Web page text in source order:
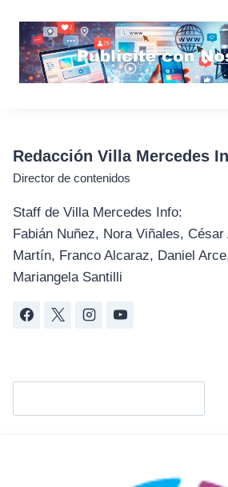
Redacción Villa Mercedes
Director de contenidos
Staff de Villa Mercedes Info:
Fabián Nuñez, Nora Viñales,
Martín, Franco Alcaraz, Daniel
Mariangela Santilli